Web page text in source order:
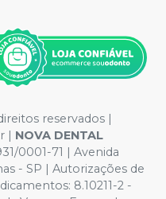
reservados |
| NOVA DENTAL
0001-71 | Avenida
- SP | Autorizações de
8.10211-2 -